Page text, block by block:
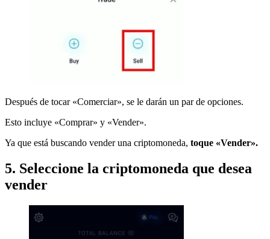
Después de tocar «Comerciar», se le darán un par de opciones.
Esto incluye «Comprar» y «Vender».
Ya que está buscando vender una criptomoneda, toque «Vender».
5. Seleccione la criptomoneda que desea
vender